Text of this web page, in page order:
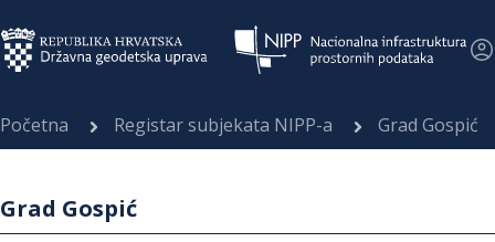
Početna Registar subjekata NIPP-a Grad Gospić
Grad Gospić